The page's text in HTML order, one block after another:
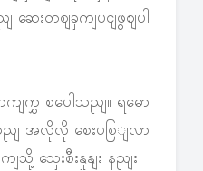
ဆေးတဈခှကျပငျဖွဈပါ
ျကွှ စပေါသညျ။ ရဓော
ညျ အလိုလို စေးပစြျလာ
သို့ သှေးစီးနှုနျး နညျး